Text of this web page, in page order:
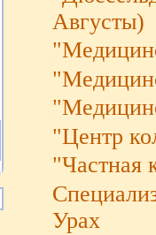
Августы)
"Центр
"Частная
Урах